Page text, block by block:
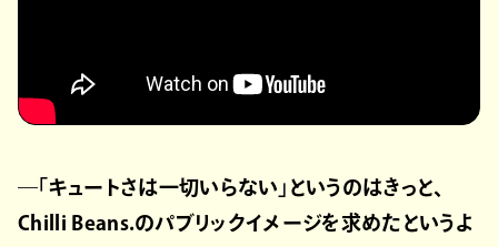
―「キュートさは一切いらない」というのはきっと、
Chilli Beans.のパブリックイメージを求めたというよ